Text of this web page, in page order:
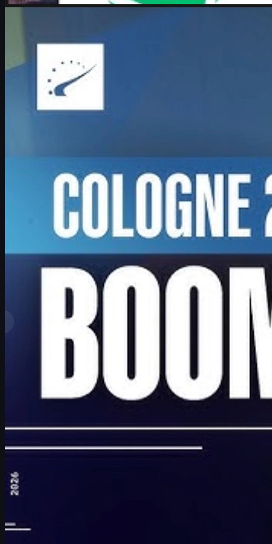
Counter-Strike 2junho 17, 2026
Boombl4 e o Major de Colônia: CS2, redenção e skins
Entrevista com Boombl4 sobre a campanha milagrosa da
BetBoom no IEM Cologne Major, sua redenção no CS2 e dicas
para jogadores e fãs de skins.
por David William
Ver mais
Melhores classificações